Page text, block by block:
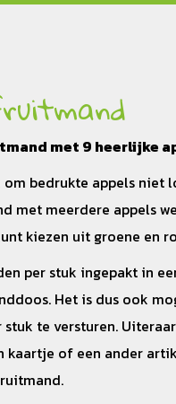
met 9 heerlijke
om bedrukte appels niet
met meerdere appels
kiezen uit groene en
per stuk ingepakt in
Het is dus ook
te versturen.
kaartje of een ander